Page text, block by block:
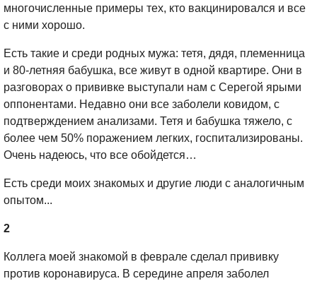
многочисленные примеры тех, кто вакцинировался и все
с ними хорошо.
Есть такие и среди родных мужа: тетя, дядя, племенница
и 80-летняя бабушка, все живут в одной квартире. Они в
разговорах о прививке выступали нам с Серегой ярыми
оппонентами. Недавно они все заболели ковидом, с
подтверждением анализами. Тетя и бабушка тяжело, с
более чем 50% поражением легких, госпитализированы.
Очень надеюсь, что все обойдется…
Есть среди моих знакомых и другие люди с аналогичным
опытом...
2
Коллега моей знакомой в феврале сделал прививку
против коронавируса. В середине апреля заболел